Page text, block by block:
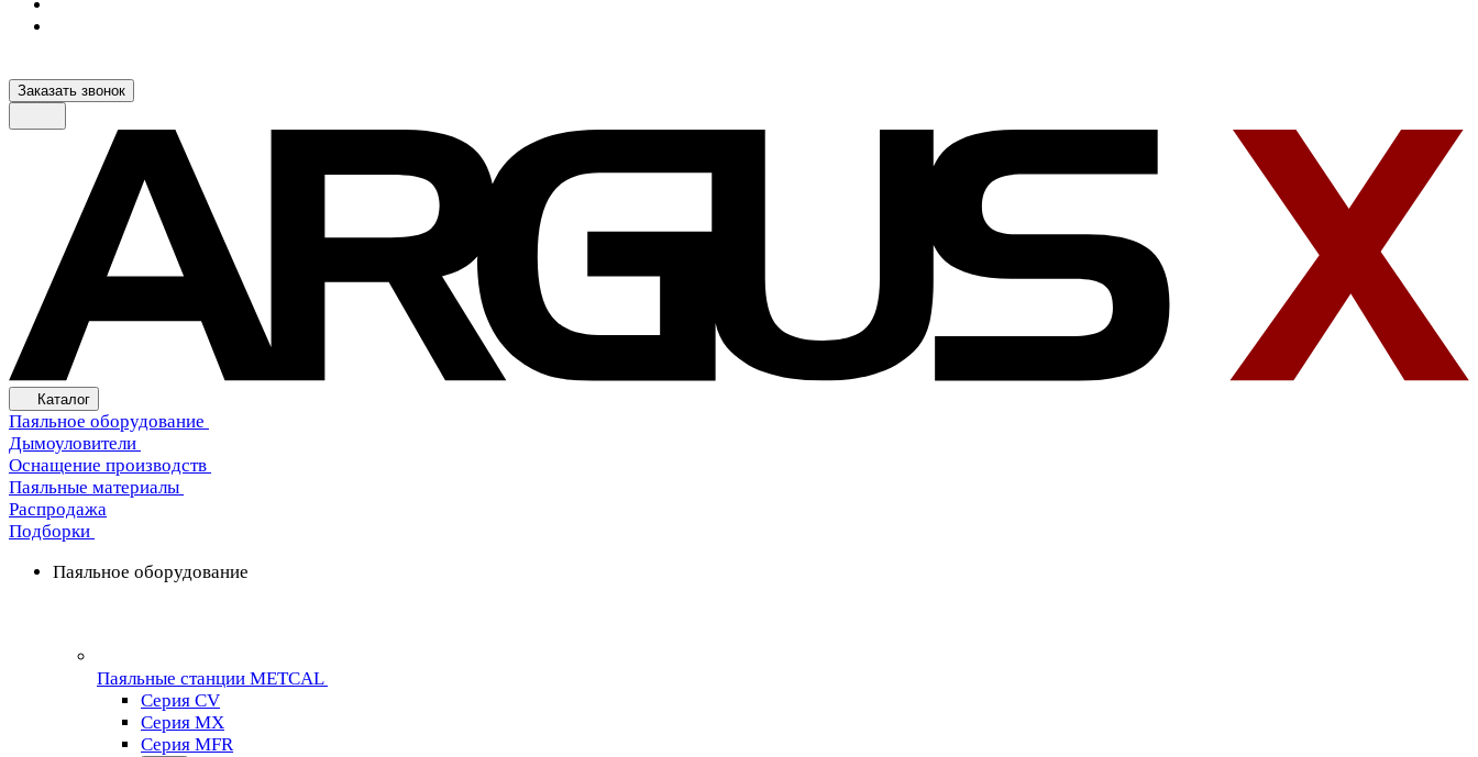
Заказать звонок
Каталог
Паяльное оборудование
Дымоуловители
Оснащение производств
Паяльные материалы
Распродажа
Подборки
Паяльное оборудование
Паяльные станции METCAL
Серия CV
Серия MX
Серия MFR